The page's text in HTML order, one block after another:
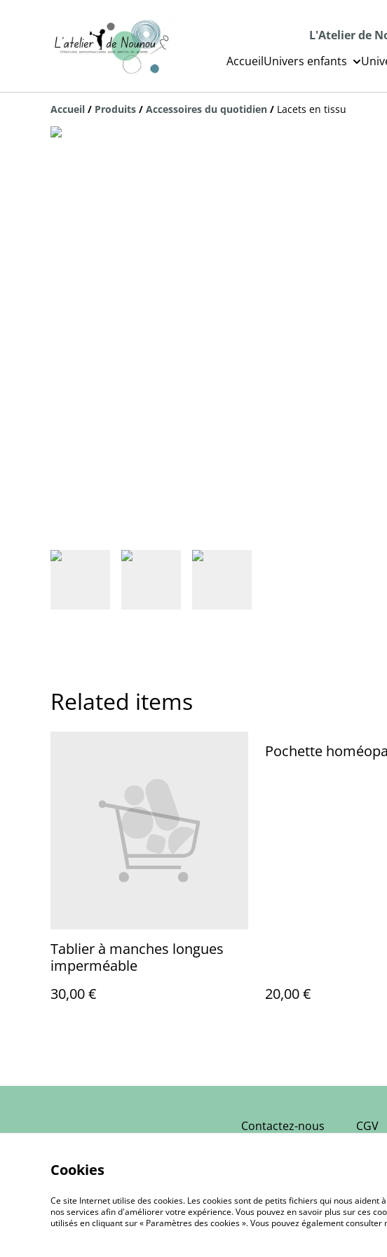
L'Atelier de
AccueilUnivers enfants
Accueil / Produits / Accessoires du quotidien / Lacets en tissu
Related items
Tablier à manches longues
imperméable
30,00 €
Pochette
20,00 €
Contactez-nous CGV
©2026 L'Atelier de Nounou | Créations Textiles Artisanales
Cookies
Ce site Internet utilise des cookies. Les cookies sont de petits fichiers qui nous aident
nos services afin d'améliorer votre expérience. Vous pouvez en savoir plus sur ces
utilisés en cliquant sur « Paramètres des cookies ». Vous pouvez également consulter